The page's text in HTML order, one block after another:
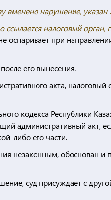
вменено нарушение, указан
налоговый орган,
оспаривает при
его вынесения.
акта, налоговый
кодекса Республики
административный акт,
либо его части.
незаконным, обоснован и
суд присуждает с